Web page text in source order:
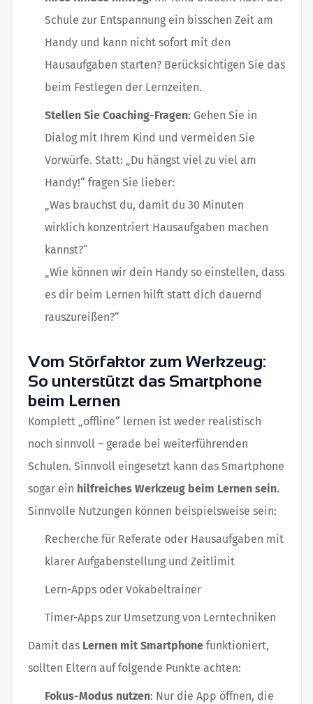
Schule zur Entspannung ein bisschen Zeit am
Handy und kann nicht sofort mit den
Hausaufgaben starten? Berücksichtigen Sie das
beim Festlegen der Lernzeiten.
Stellen Sie Coaching-Fragen: Gehen Sie in
Dialog mit Ihrem Kind und vermeiden Sie
Vorwürfe. Statt: „Du hängst viel zu viel am
Handy!“ fragen Sie lieber:
„Was brauchst du, damit du 30 Minuten
wirklich konzentriert Hausaufgaben machen
kannst?“
„Wie können wir dein Handy so einstellen, dass
es dir beim Lernen hilft statt dich dauernd
rauszureißen?“
Vom Störfaktor zum Werkzeug:
So unterstützt das Smartphone
beim Lernen
Komplett „offline“ lernen ist weder realistisch
noch sinnvoll – gerade bei weiterführenden
Schulen. Sinnvoll eingesetzt kann das Smartphone
sogar ein hilfreiches Werkzeug beim Lernen sein.
Sinnvolle Nutzungen können beispielsweise sein:
Recherche für Referate oder Hausaufgaben mit
klarer Aufgabenstellung und Zeitlimit
Lern-Apps oder Vokabeltrainer
Timer-Apps zur Umsetzung von Lerntechniken
Damit das Lernen mit Smartphone funktioniert,
sollten Eltern auf folgende Punkte achten:
Fokus-Modus nutzen: Nur die App öffnen, die